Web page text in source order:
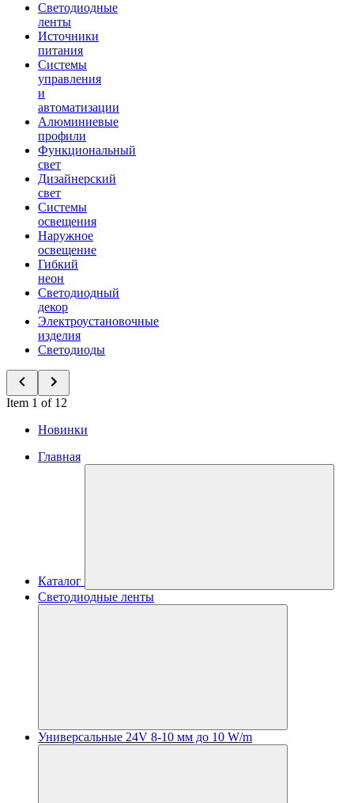
Светодиодные
ленты
Источники
питания
Системы
управления
и
автоматизации
Алюминиевые
профили
Функциональный
свет
Дизайнерский
свет
Системы
освещения
Наружное
освещение
Гибкий
неон
Светодиодный
декор
Электроустановочные
изделия
Светодиоды
Item 1 of 12
Новинки
Главная
Каталог
Светодиодные ленты
Универсальные 24V 8-10 мм до 10 W/m